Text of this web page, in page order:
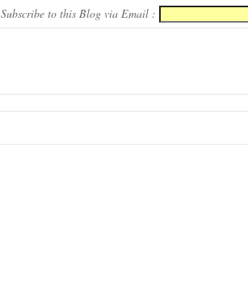
Subscribe to this Blog via Email :